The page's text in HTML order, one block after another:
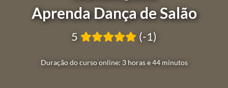
Aprenda Dança de Salão
Duração do curso online: 3 horas e 44 minutos
5 (-1)